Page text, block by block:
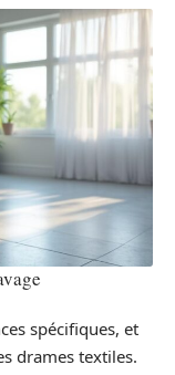
spécifiques, et
drames textiles.